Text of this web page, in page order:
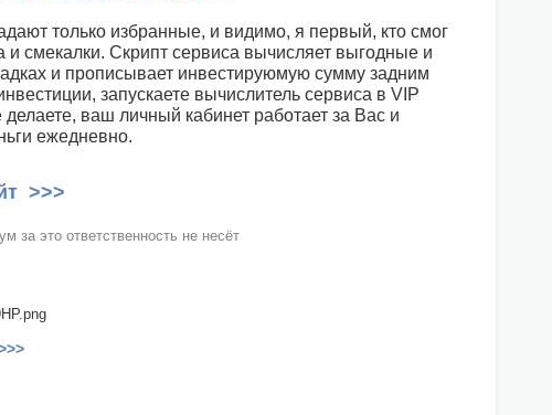
только избранные, и видимо, я первый, кто смог
смекалки. Скрипт сервиса вычисляет выгодные и
и прописывает инвестируюмую сумму задним
запускаете вычислитель сервиса в VIP
ваш личный кабинет работает за Вас и
ежедневно.
>>>
за это ответственность не несёт